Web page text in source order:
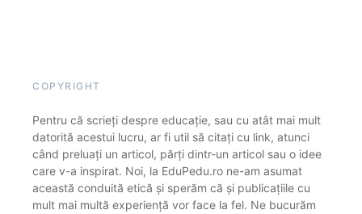
COPYRIGHT
Pentru că scrieți despre educație, sau cu atât mai mult
datorită acestui lucru, ar fi util să citați cu link, atunci
când preluați un articol, părți dintr-un articol sau o idee
care v-a inspirat. Noi, la EduPedu.ro ne-am asumat
această conduită etică și sperăm că și publicațiile cu
mult mai multă experiență vor face la fel. Ne bucurăm